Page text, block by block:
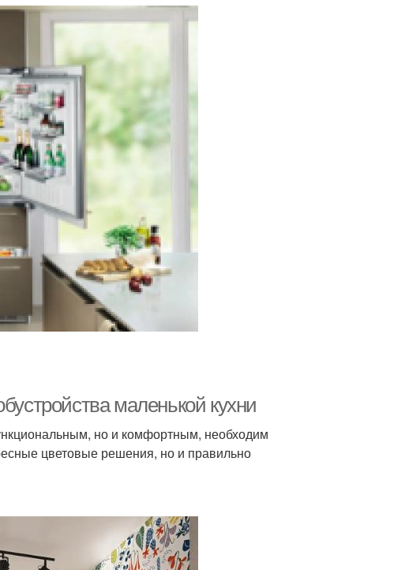
маленькой кухни
но и комфортным, необходим
цветовые решения, но и правильно